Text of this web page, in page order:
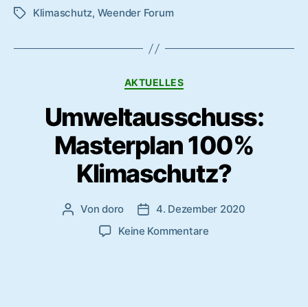
Schlagwörter
Klimaschutz, Weender Forum
Kategorien
AKTUELLES
Umweltausschuss:
Masterplan 100%
Klimaschutz?
Beitragsautor
Vondoro Veröffentlichungsdatum
4. Dezember 2020
Keine Kommentarezu